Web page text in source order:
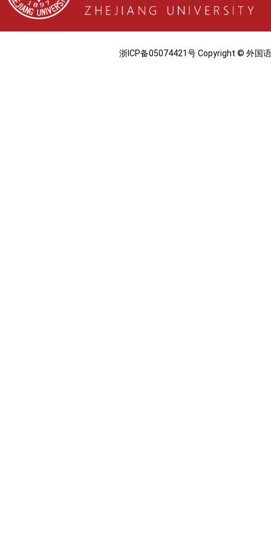
浙ICP备05074421号 Copyright © 外国